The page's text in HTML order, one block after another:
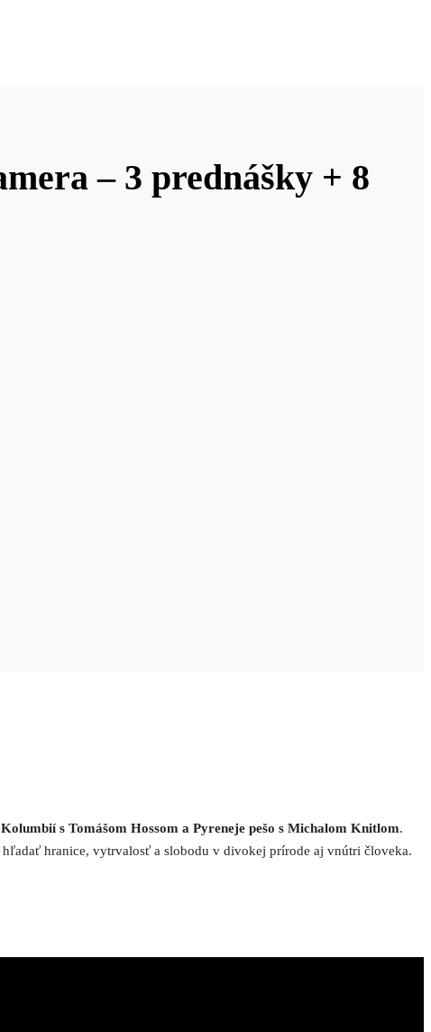
– 3 prednášky + 8
s Tomášom Hossom a Pyreneje pešo s Michalom Knitlom.
hľadať hranice, vytrvalosť a slobodu v divokej prírode aj vnútri človeka.